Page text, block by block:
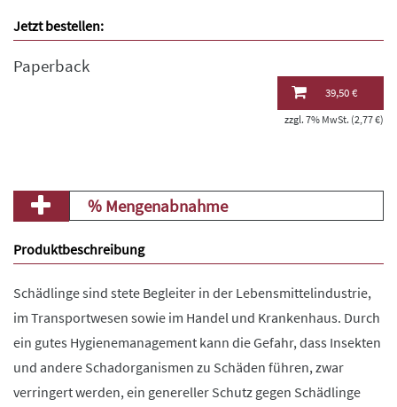
Jetzt bestellen:
Paperback
39,50 €
zzgl. 7% MwSt. (2,77 €)
% Mengenabnahme
Produktbeschreibung
Schädlinge sind stete Begleiter in der Lebensmittelindustrie,
im Transportwesen sowie im Handel und Krankenhaus. Durch
ein gutes Hygienemanagement kann die Gefahr, dass Insekten
und andere Schadorganismen zu Schäden führen, zwar
verringert werden, ein genereller Schutz gegen Schädlinge